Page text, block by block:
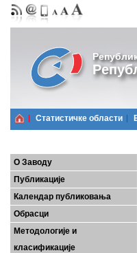
Статистичке области
О Заводу
Публикације
Календар публиковања
Обрасци
Методологије и
класификације